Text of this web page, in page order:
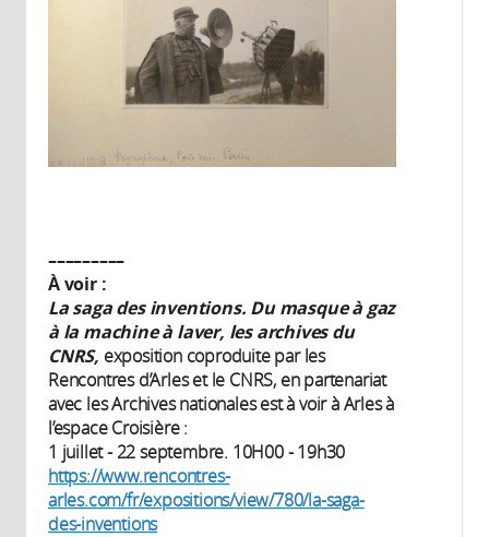
–––––––––
À voir :
La saga des inventions. Du masque à gaz
à la machine à laver, les archives du
CNRS, exposition coproduite par les
Rencontres d’Arles et le CNRS, en partenariat
avec les Archives nationales est à voir à Arles à
l’espace Croisière :
1 juillet - 22 septembre. 10H00 - 19h30
https://www.rencontres-
arles.com/fr/expositions/view/780/la-saga-
des-inventions